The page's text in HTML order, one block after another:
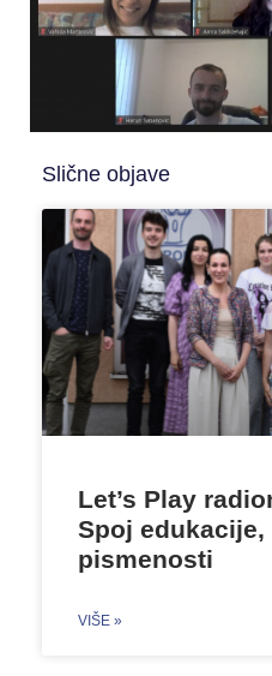
Slične objave
Let’s Play
Spoj
pismenosti
VIŠE »